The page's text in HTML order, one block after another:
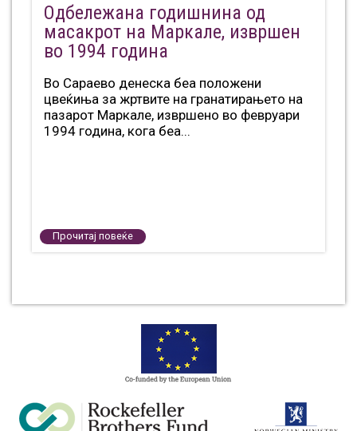
Одбележана годишнина од
масакрот на Маркале, извршен
во 1994 година
Во Сараево денеска беа положени
цвеќиња за жртвите на гранатирањето на
пазарот Маркале, извршено во февруари
1994 година, кога беа...
Прочитај повеќе